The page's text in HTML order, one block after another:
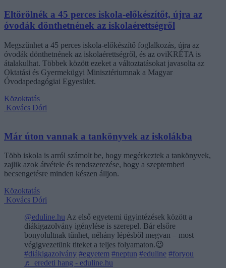
Eltörölnék a 45 perces iskola-előkészítőt, újra az
óvodák dönthetnének az iskolaérettségről
Megszűnhet a 45 perces iskola-előkészítő foglalkozás, újra az
óvodák dönthetnének az iskolaérettségről, és az oviKRÉTA is
átalakulhat. Többek között ezeket a változtatásokat javasolta az
Oktatási és Gyermekügyi Minisztériumnak a Magyar
Óvodapedagógiai Egyesület.
Közoktatás
Kovács Dóri
Már úton vannak a tankönyvek az iskolákba
Több iskola is arról számolt be, hogy megérkeztek a tankönyvek,
zajlik azok átvétele és rendszerezése, hogy a szeptemberi
becsengetésre minden készen álljon.
Közoktatás
Kovács Dóri
@eduline.hu Az első egyetemi ügyintézések között a
diákigazolvány igénylése is szerepel. Bár elsőre
bonyolultnak tűnhet, néhány lépésből megvan – most
végigvezetünk titeket a teljes folyamaton.😉
#diákigazolvány #egyetem #neptun #eduline #foryou
♬ eredeti hang - eduline.hu